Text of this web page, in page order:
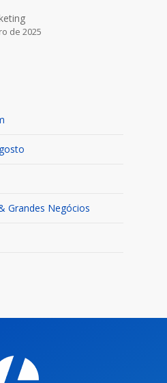
de 2025
Grandes Negócios